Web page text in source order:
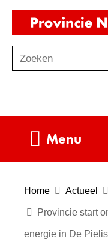
o
Zoeken
Menu
Home Actueel
Provincie start
energie in De